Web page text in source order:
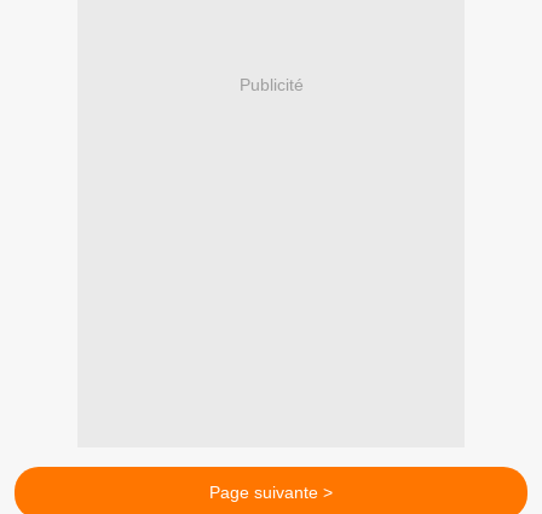
Publicité
Page suivante >